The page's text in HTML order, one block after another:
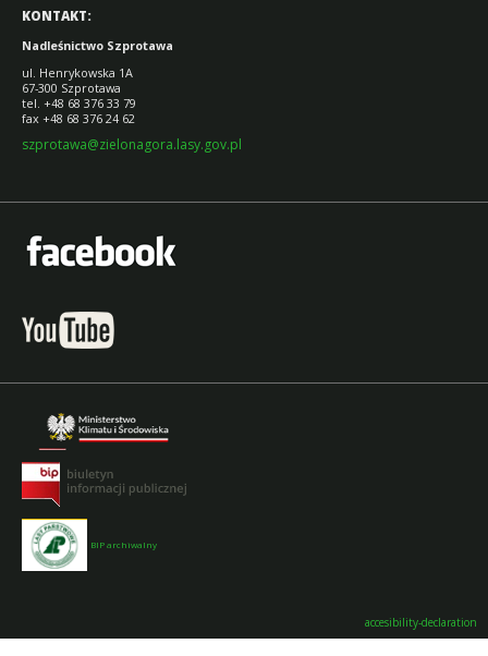
KONTAKT:
Nadleśnictwo Szprotawa
ul. Henrykowska 1A
67-300 Szprotawa
tel. +48 68 376 33 79
fax +48 68 376 24 62
szprotawa@zielonagora.lasy.gov.pl
BIP archiwalny
accesibility-declaration